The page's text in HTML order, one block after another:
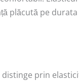
plăcută pe
distinge prin